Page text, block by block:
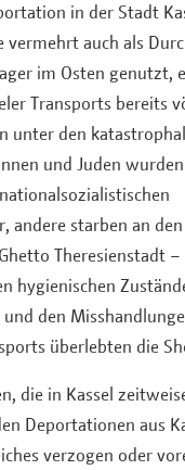
in der Stadt
vermehrt auch als
im Osten genutzt,
Transports bereits
unter den
und Juden
andere starben an
Theresienstadt –
hygienischen
den
überlebten die
die in Kassel
Deportationen aus
verzogen oder